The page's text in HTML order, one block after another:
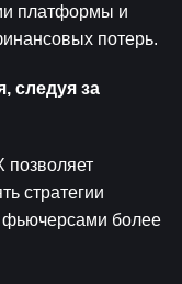
платформы и
потерь.
следуя за
позволяет
стратегии
фьючерсами более